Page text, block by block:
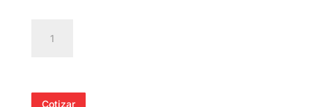
Fotocopia
500
Cotizar